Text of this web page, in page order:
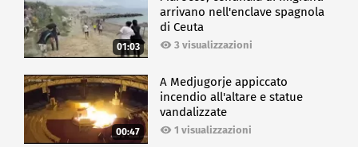
01:03
arrivano nell'enclave spagnola
di Ceuta
3 visualizzazioni
00:47
A Medjugorje appiccato
incendio all'altare e statue
vandalizzate
1 visualizzazioni